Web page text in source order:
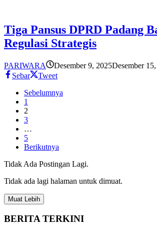
Tiga Pansus DPRD Padang
Regulasi Strategis
PARIWARA Desember 9, 2025Desember
Sebar
Tweet
Sebelumnya
1
2
3
…
5
Berikutnya
Tidak Ada Postingan Lagi.
Tidak ada lagi halaman untuk dimuat.
Muat Lebih
BERITA TERKINI